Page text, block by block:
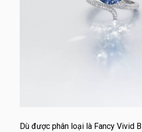
Dù được phân loại là Fancy Vivid